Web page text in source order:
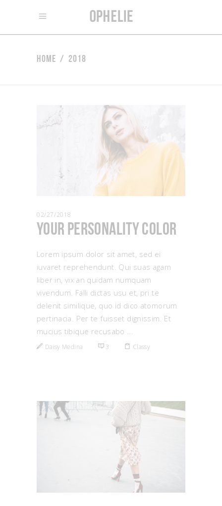
Home / 2018
02/27/2018
Your Personality Color
Lorem ipsum dolor sit amet, sed ei
iuvaret reprehendunt. Qui suas agam
liber in, vix an quidam numquam
vivendum. Falli dictas usu et, pri te
delenit similique, quo id dico atomorum
pertinacia. Per te fuisset dignissim. Et
mucius tibique recusabo
Daisy Medina 3 Classy